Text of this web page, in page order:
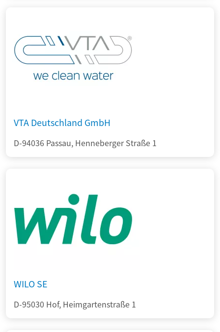
VTA Deutschland GmbH
D-94036 Passau, Henneberger Straße 1
WILO SE
D-95030 Hof, Heimgartenstraße 1